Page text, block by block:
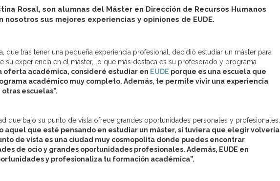
Rosal, son alumnas del Máster en Dirección de Recursos Humanos
sus mejores experiencias y opiniones de EUDE.
que tras tener una pequeña experiencia profesional, decidió estudiar un máster para
su experiencia en el máster, lo que más destaca es su profesorado y programa
oferta académica, consideré estudiar en EUDE porque es una escuela que
académico muy completo. Además, te permite vivir una experiencia
escuelas”.
que bajo su punto de vista ofrece grandes oportunidades personales y profesionales,
aquel que esté pensando en estudiar un máster, si tuviera que elegir volvería
de vista es una ciudad muy cosmopolita donde puedes encontrar
de ocio y grandes oportunidades profesionales. Además, EUDE en
y profesionaliza tu formación académica”.